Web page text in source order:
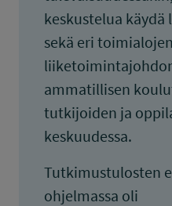
keskustelua käydä
sekä eri
ammatillisen
tutkijoiden ja
keskuudessa.
Tutkimustulosten
ohjelmassa oli